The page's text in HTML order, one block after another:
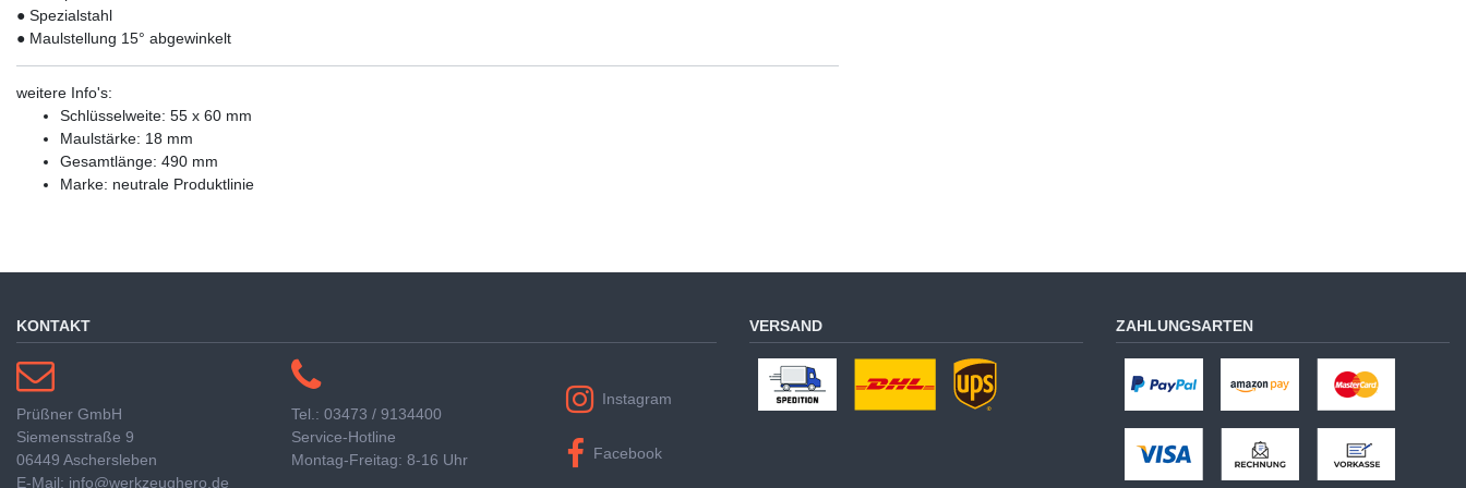
● Spezialstahl
● Maulstellung 15° abgewinkelt
weitere Info's:
Schlüsselweite: 55 x 60 mm
Maulstärke: 18 mm
Gesamtlänge: 490 mm
Marke: neutrale Produktlinie
KONTAKT
Prüßner GmbH
Siemensstraße 9
06449 Aschersleben
E-Mail: info@werkzeughero.de
Tel.: 03473 / 9134400
Service-Hotline
Montag-Freitag: 8-16 Uhr
Instagram
Facebook
VERSAND ZAHLUNGSARTEN